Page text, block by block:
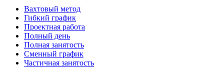
Вахтовый метод
Гибкий график
Проектная работа
Полный день
Полная занятость
Сменный график
Частичная занятость